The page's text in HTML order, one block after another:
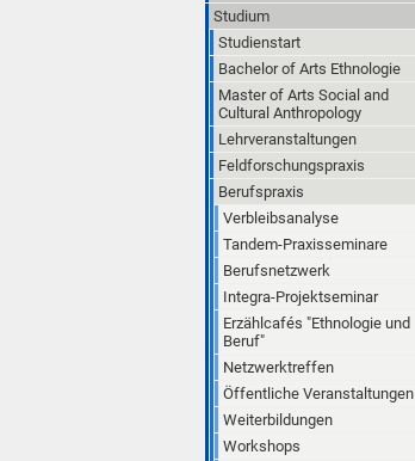
Studium
Studienstart
Bachelor of Arts Ethnologie
Master of Arts Social and
Cultural Anthropology
Lehrveranstaltungen
Feldforschungspraxis
Berufspraxis
Verbleibsanalyse
Tandem-Praxisseminare
Berufsnetzwerk
Integra-Projektseminar
Erzählcafés "Ethnologie und
Beruf"
Netzwerktreffen
Öffentliche Veranstaltungen
Weiterbildungen
Workshops